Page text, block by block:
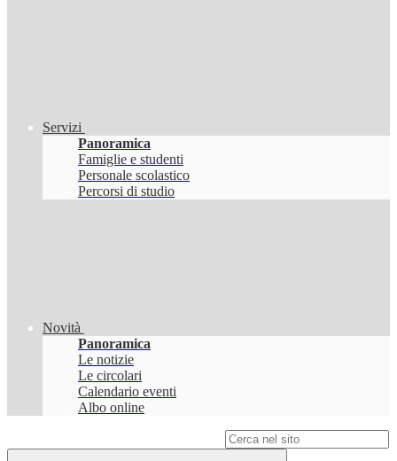
Servizi
Panoramica
Famiglie e studenti
Personale scolastico
Percorsi di studio
Novità
Panoramica
Le notizie
Le circolari
Calendario eventi
Albo online